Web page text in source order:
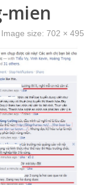
mien
size: 702 × 495